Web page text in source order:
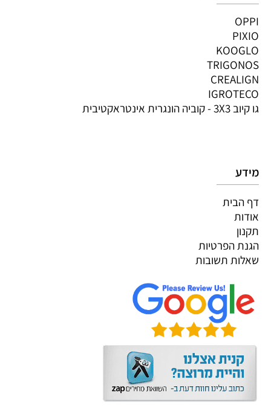
OPPI
PIXIO
KOOGLO
TRIGONOS
CREALIGN
IGROTECO
גו קיוב 3X3 - קוביה הונגרית אינטראקטיבית
מידע
דף הבית
אודות
תקנון
הגנת הפרטיות
שאלות תשובות